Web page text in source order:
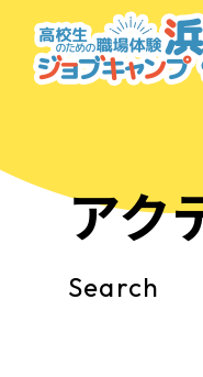
アク
Search